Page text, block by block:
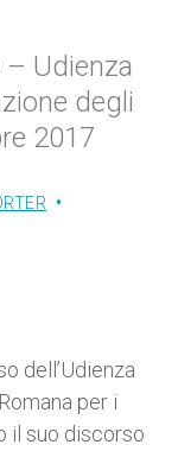
Udienza
degli
2017
dell’Udienza
per i
il suo discorso